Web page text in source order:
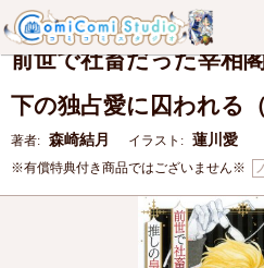
特典 【コミコミ特典SS小冊子】
前世で社畜だった宰相
下の独占愛に囚われる（
著者: 森崎結月 イラスト: 蓮川愛
※有償特典付き商品ではございません※